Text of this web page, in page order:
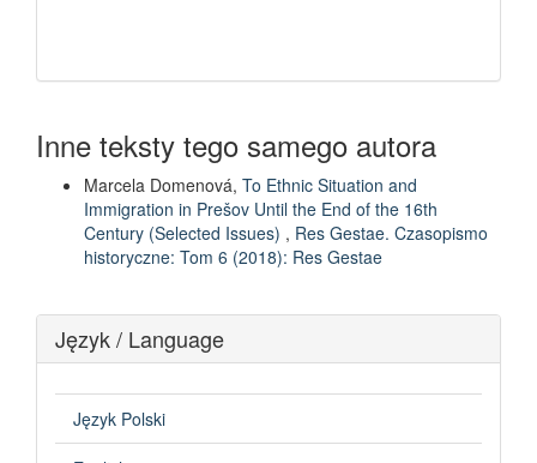
Inne teksty tego samego autora
Marcela Domenová, To Ethnic Situation and
Immigration in Prešov Until the End of the 16th
Century (Selected Issues) , Res Gestae. Czasopismo
historyczne: Tom 6 (2018): Res Gestae
Język / Language
Język Polski